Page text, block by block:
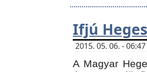
Ifjú
2015. 05. 06. -
A Magyar